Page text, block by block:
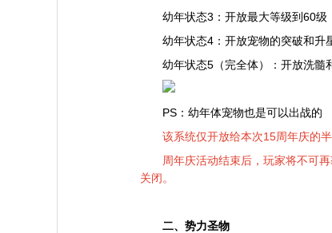
幼年状态3：开放最大等级到60级
幼年状态4：开放宠物的突破和升
幼年状态5（完全体）：开放洗髓
PS：幼年体宠物也是可以出战的
该系统仅开放给本次15周年庆的
周年庆活动结束后，玩家将不可
关闭。
二、势力圣物